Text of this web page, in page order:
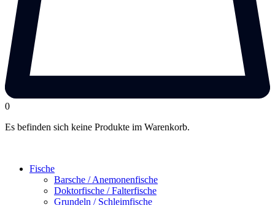
0
Es befinden sich keine Produkte im Warenkorb.
Fische
Barsche / Anemonenfische
Doktorfische / Falterfische
Grundeln / Schleimfische